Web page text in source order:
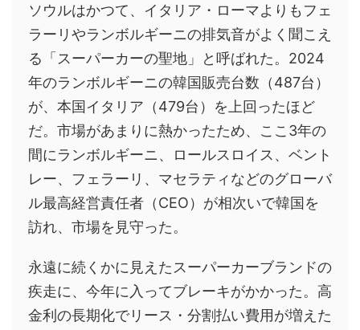
ソウルはかつて、イタリア・ローマよりもフェ
ラーリやランボルギーニの排気音がよく聞こえ
る「スーパーカーの聖地」と呼ばれた。2024
年のランボルギーニの韓国販売台数（487台）
が、本国イタリア（479台）を上回ったほど
だ。市場があまりに熱かったため、ここ3年の
間にランボルギーニ、ロールスロイス、ベント
レー、フェラーリ、マセラティなどのグローバ
ル最高経営責任者（CEO）が相次いで韓国を
訪れ、市場を見守った。
永遠に続くかに見えたスーパーカーブランドの
疾走に、今年に入ってブレーキがかかった。高
金利の長期化でリース・分割払い費用が増えた